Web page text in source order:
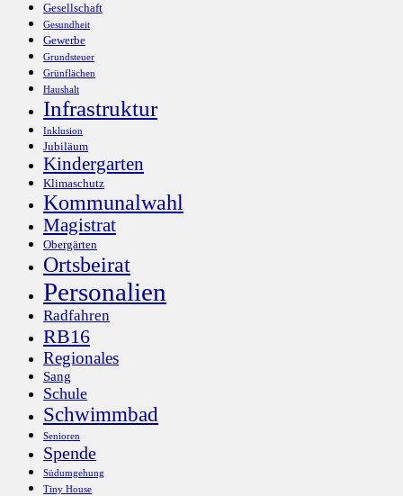
Gesellschaft
Gesundheit
Gewerbe
Grundsteuer
Grünflächen
Haushalt
Infrastruktur
Inklusion
Jubiläum
Kindergarten
Klimaschutz
Kommunalwahl
Magistrat
Obergärten
Ortsbeirat
Personalien
Radfahren
RB16
Regionales
Sang
Schule
Schwimmbad
Senioren
Spende
Südumgehung
Tiny House